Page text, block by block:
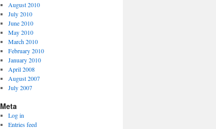
August 2010
July 2010
June 2010
May 2010
March 2010
February 2010
January 2010
April 2008
August 2007
July 2007
Meta
Log in
Entries feed